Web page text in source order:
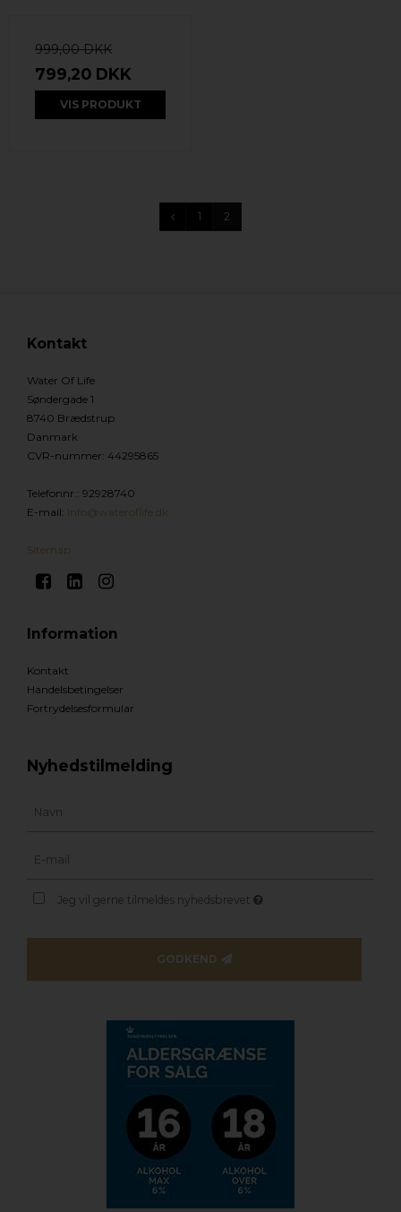
999,00 DKK
799,20 DKK
VIS PRODUKT
1 2
Kontakt
Water Of Life
Søndergade 1
8740 Brædstrup
Danmark
CVR-nummer: 44295865
Telefonnr.: 92928740
E-mail: Info@wateroflife.dk
Sitemap
Information
Kontakt
Handelsbetingelser
Fortrydelsesformular
Nyhedstilmelding
Jeg vil gerne tilmeldes nyhedsbrevet
GODKEND